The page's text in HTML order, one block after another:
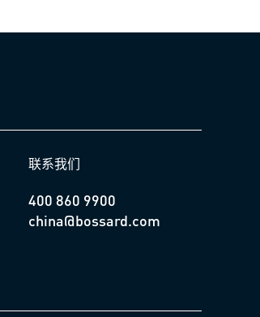
联系我们
400 860 9900
china@bossard.com